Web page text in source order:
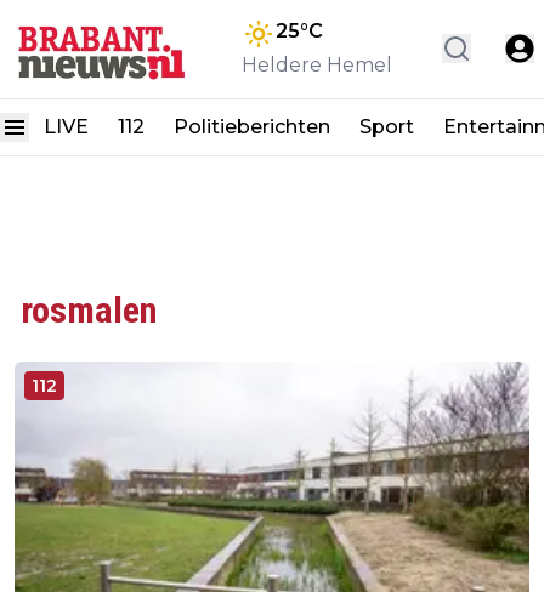
25°C
Heldere Hemel
LIVE 112 Politieberichten Sport
rosmalen
112